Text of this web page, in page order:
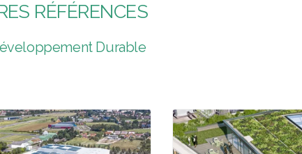
RÉFÉRENCES
Durable